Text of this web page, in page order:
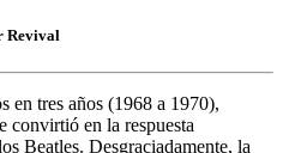
Revival
en tres años (1968 a 1970),
convirtió en la respuesta
Beatles. Desgraciadamente, la